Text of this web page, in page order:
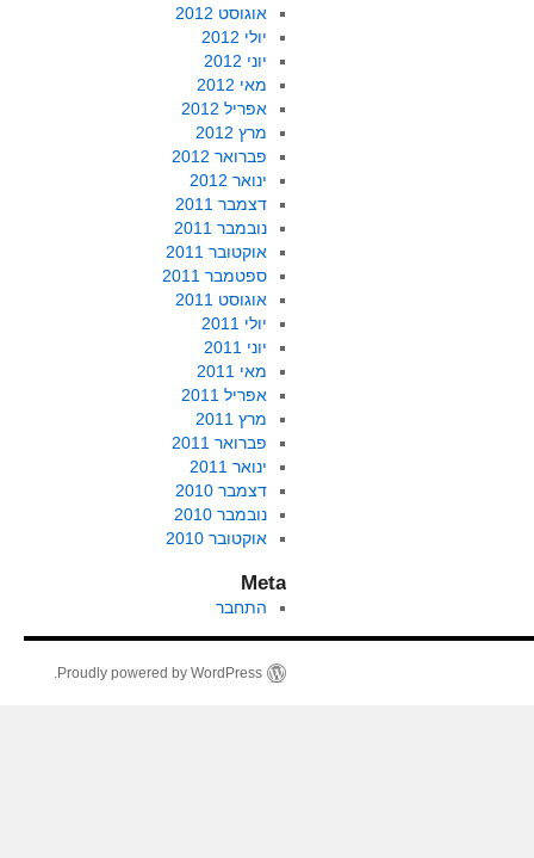
אוגוסט 2012
יולי 2012
יוני 2012
מאי 2012
אפריל 2012
מרץ 2012
פברואר 2012
ינואר 2012
דצמבר 2011
נובמבר 2011
אוקטובר 2011
ספטמבר 2011
אוגוסט 2011
יולי 2011
יוני 2011
מאי 2011
אפריל 2011
מרץ 2011
פברואר 2011
ינואר 2011
דצמבר 2010
נובמבר 2010
אוקטובר 2010
Meta
התחבר
Proudly powered by WordPress.